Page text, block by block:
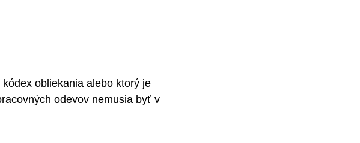
obliekania alebo ktorý je
odevov nemusia byť v